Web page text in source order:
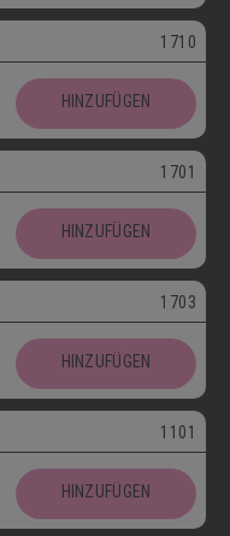
1710
HINZUFÜGEN
1701
HINZUFÜGEN
1703
HINZUFÜGEN
1101
HINZUFÜGEN